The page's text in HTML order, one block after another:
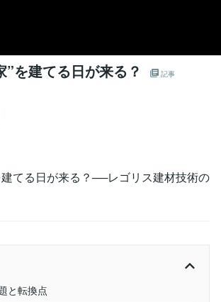
”を建てる日が来る？ 記事
建てる日が来る？──レゴリス建材技術の
と転換点